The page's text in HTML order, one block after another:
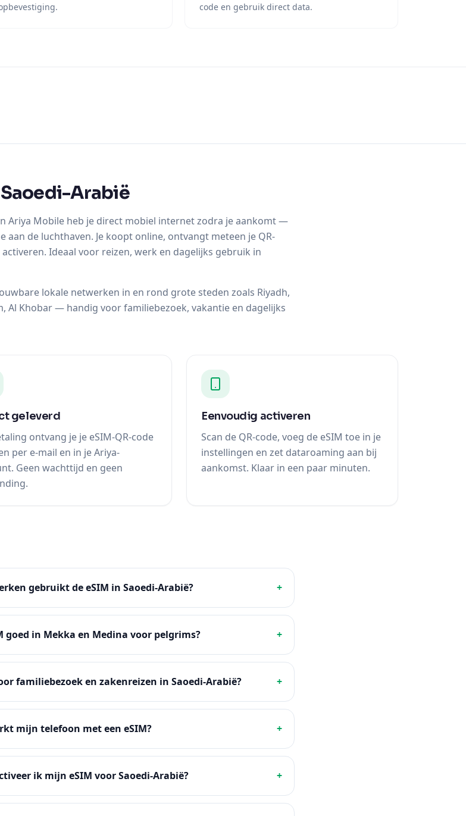
code en gebruik direct data.
Arabië
Ariya Mobile heb je direct mobiel internet zodra je aankomt —
aan de luchthaven. Je koopt online, ontvangt meteen je QR-
Ideaal voor reizen, werk en dagelijks gebruik in
lokale netwerken in en rond grote steden zoals Riyadh,
Al Khobar — handig voor familiebezoek, vakantie en dagelijks
geleverd
ontvang je je eSIM-QR-code
per e-mail en in je Ariya-
Geen wachttijd en geen
Eenvoudig activeren
Scan de QR-code, voeg de eSIM toe in je
instellingen en zet dataroaming aan bij
aankomst. Klaar in een paar minuten.
gebruikt de eSIM in Saoedi-Arabië? +
goed in Mekka en Medina voor pelgrims? +
familiebezoek en zakenreizen in Saoedi-Arabië? +
mijn telefoon met een eSIM? +
ik mijn eSIM voor Saoedi-Arabië? +